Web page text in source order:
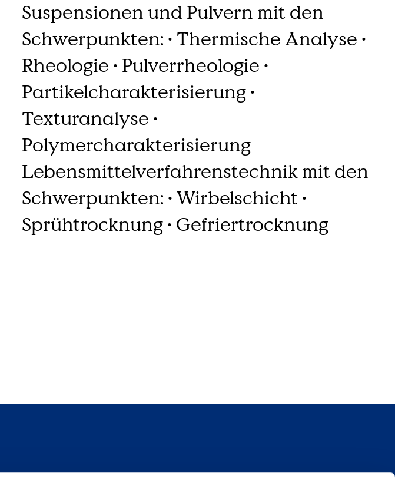
Suspensionen und Pulvern mit den
Schwerpunkten: • Thermische Analyse •
Rheologie • Pulverrheologie •
Partikelcharakterisierung •
Texturanalyse •
Polymercharakterisierung
Lebensmittelverfahrenstechnik mit den
Schwerpunkten: • Wirbelschicht •
Sprühtrocknung • Gefriertrocknung